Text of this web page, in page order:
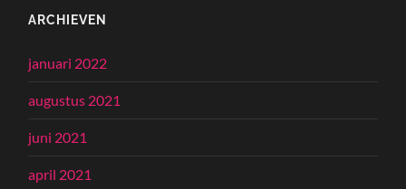
ARCHIEVEN
januari 2022
augustus 2021
juni 2021
april 2021